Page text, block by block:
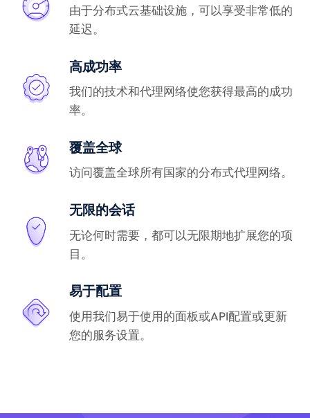
由于分布式云基础设施，可以享受非常低的
延迟。
高成功率
我们的技术和代理网络使您获得最高的成功
率。
覆盖全球
访问覆盖全球所有国家的分布式代理网络。
无限的会话
无论何时需要，都可以无限期地扩展您的项
目。
易于配置
使用我们易于使用的面板或API配置或更新
您的服务设置。